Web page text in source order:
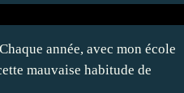
année, avec mon école
mauvaise habitude de